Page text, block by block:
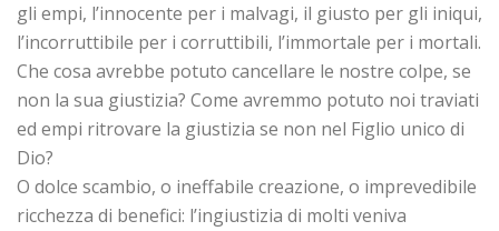
gli empi, l’innocente per i malvagi, il giusto per gli iniqui,
l’incorruttibile per i corruttibili, l’immortale per i mortali.
Che cosa avrebbe potuto cancellare le nostre colpe, se
non la sua giustizia? Come avremmo potuto noi traviati
ed empi ritrovare la giustizia se non nel Figlio unico di
Dio?
O dolce scambio, o ineffabile creazione, o imprevedibile
ricchezza di benefici: l’ingiustizia di molti veniva